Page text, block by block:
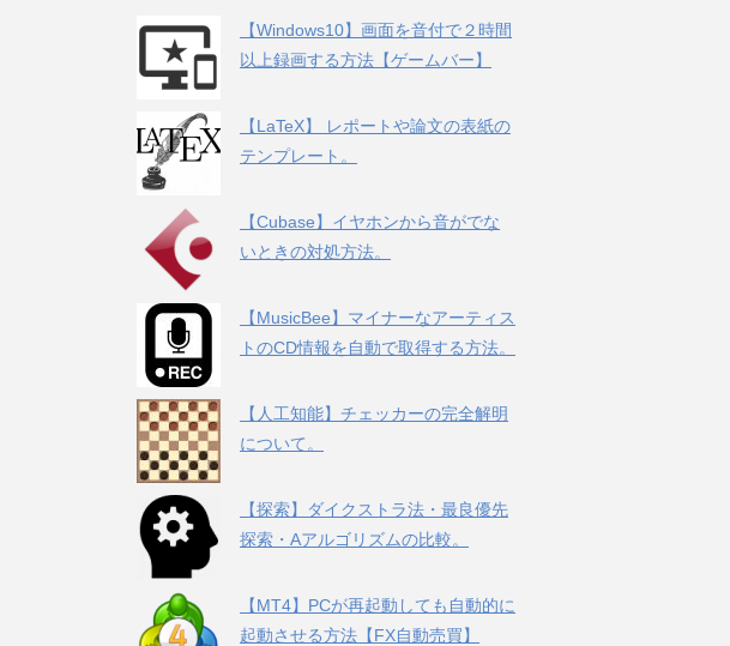
【Windows10】画面を音付で２時間
以上録画する方法【ゲームバー】
【LaTeX】 レポートや論文の表紙の
テンプレート。
【Cubase】イヤホンから音がでな
いときの対処方法。
【MusicBee】マイナーなアーティス
トのCD情報を自動で取得する方法。
【人工知能】チェッカーの完全解明
について。
【探索】ダイクストラ法・最良優先
探索・Aアルゴリズムの比較。
【MT4】PCが再起動しても自動的に
起動させる方法【FX自動売買】